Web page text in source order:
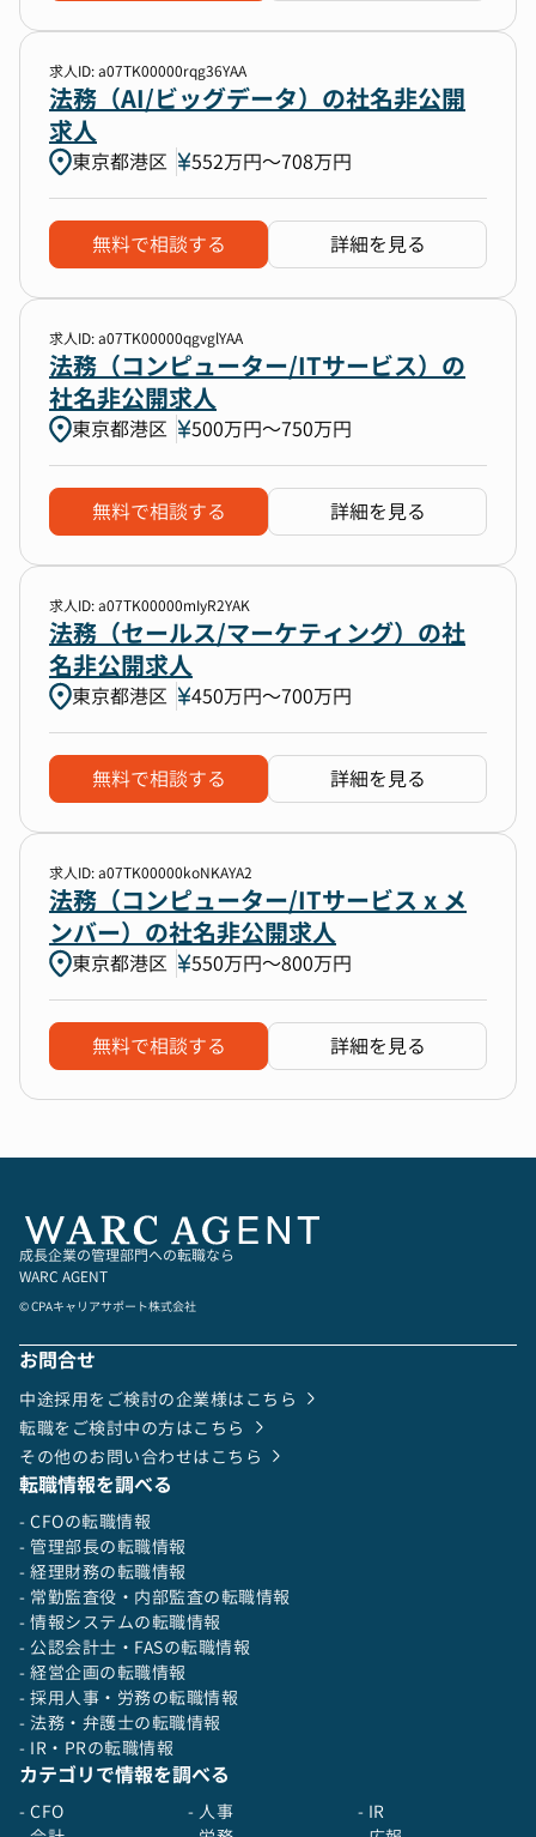
求人ID: a07TK00000rqg36YAA
法務（AI/ビッグデータ）の社名非公開
求人
東京都港区 552万円〜708万円
無料で相談する 詳細を見る
求人ID: a07TK00000qgvglYAA
法務（コンピューター/ITサービス）の
社名非公開求人
東京都港区 500万円〜750万円
無料で相談する 詳細を見る
求人ID: a07TK00000mIyR2YAK
法務（セールス/マーケティング）の社
名非公開求人
東京都港区 450万円〜700万円
無料で相談する 詳細を見る
求人ID: a07TK00000koNKAYA2
法務（コンピューター/ITサービス x メ
ンバー）の社名非公開求人
東京都港区 550万円〜800万円
無料で相談する 詳細を見る
成長企業の管理部門への転職なら
WARC AGENT
© CPAキャリアサポート株式会社
お問合せ
中途採用をご検討の企業様はこちら
転職をご検討中の方はこちら
その他のお問い合わせはこちら
転職情報を調べる
- CFOの転職情報
- 管理部長の転職情報
- 経理財務の転職情報
- 常勤監査役・内部監査の転職情報
- 情報システムの転職情報
- 公認会計士・FASの転職情報
- 経営企画の転職情報
- 採用人事・労務の転職情報
- 法務・弁護士の転職情報
- IR・PRの転職情報
カテゴリで情報を調べる
- CFO
- 人事
- IR